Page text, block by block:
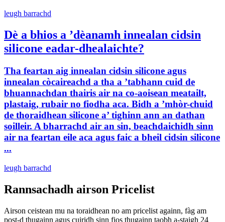
leugh barrachd
Dè a bhios a ’dèanamh innealan cidsin
silicone eadar-dhealaichte?
Tha feartan aig innealan cidsin silicone agus
innealan còcaireachd a tha a ’tabhann cuid de
bhuannachdan thairis air na co-aoisean meatailt,
plastaig, rubair no fiodha aca. Bidh a ’mhòr-chuid
de thoraidhean silicone a’ tighinn ann an dathan
soilleir. A bharrachd air an sin, beachdaichidh sinn
air na feartan eile aca agus faic a bheil cidsin silicone
...
leugh barrachd
Rannsachadh airson Pricelist
Airson ceistean mu na toraidhean no am pricelist againn, fàg am
post-d thugainn agus cuiridh sinn fios thugainn taobh a-staigh 24